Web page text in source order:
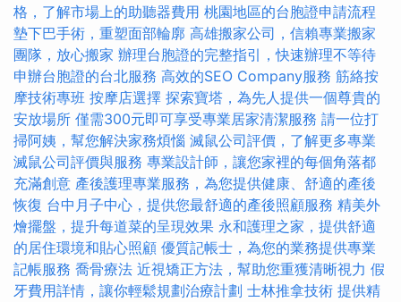
格，了解市場上的助聽器費用 桃園地區的台胞證申請流程
墊下巴手術，重塑面部輪廓 高雄搬家公司，信賴專業搬家
團隊，放心搬家 辦理台胞證的完整指引，快速辦理不等待
申辦台胞證的台北服務 高效的SEO Company服務 筋絡按
摩技術專班 按摩店選擇 探索寶塔，為先人提供一個尊貴的
安放場所 僅需300元即可享受專業居家清潔服務 請一位打
掃阿姨，幫您解決家務煩惱 滅鼠公司評價，了解更多專業
滅鼠公司評價與服務 專業設計師，讓您家裡的每個角落都
充滿創意 產後護理專業服務，為您提供健康、舒適的產後
恢復 台中月子中心，提供您最舒適的產後照顧服務 精美外
燴擺盤，提升每道菜的呈現效果 永和護理之家，提供舒適
的居住環境和貼心照顧 優質記帳士，為您的業務提供專業
記帳服務 喬骨療法 近視矯正方法，幫助您重獲清晰視力 假
牙費用詳情，讓你輕鬆規劃治療計劃 士林推拿技術 提供精